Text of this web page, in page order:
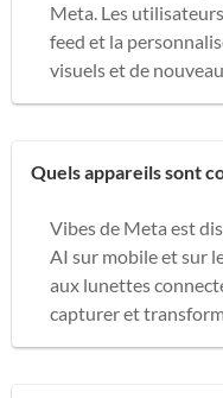
Meta. Les
feed et la
visuels et de
Quels appareils sont
Vibes de Meta est
AI sur mobile et sur
aux lunettes
capturer et